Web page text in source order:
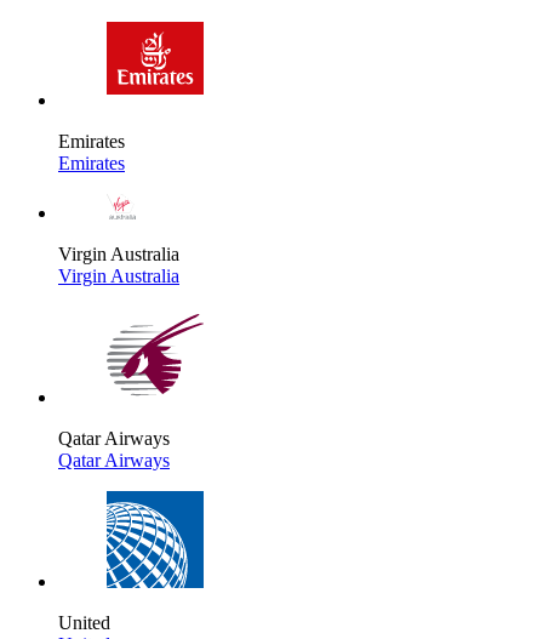
Emirates
Emirates
Virgin Australia
Virgin Australia
Qatar Airways
Qatar Airways
United